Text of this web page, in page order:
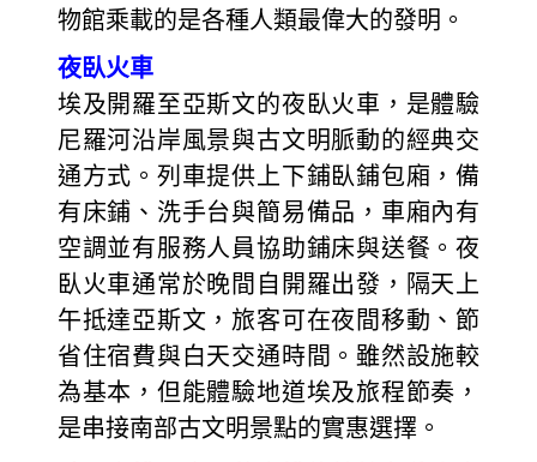
物館乘載的是各種人類最偉大的發明。
夜臥火車
埃及開羅至亞斯文的夜臥火車，是體驗
尼羅河沿岸風景與古文明脈動的經典交
通方式。列車提供上下鋪臥鋪包廂，備
有床鋪、洗手台與簡易備品，車廂內有
空調並有服務人員協助鋪床與送餐。夜
臥火車通常於晚間自開羅出發，隔天上
午抵達亞斯文，旅客可在夜間移動、節
省住宿費與白天交通時間。雖然設施較
為基本，但能體驗地道埃及旅程節奏，
是串接南部古文明景點的實惠選擇。